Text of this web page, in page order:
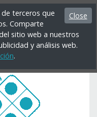
Close
terceros que
Comparte
sitio web a nuestros
y análisis web.
.
Menú